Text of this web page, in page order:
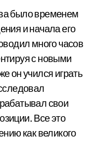
было временем
и начала его
много часов
с новыми
он учился играть
свои
Все это
как великого